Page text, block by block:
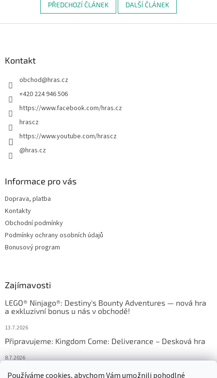
Používáme cookies, abychom Vám umožnili pohodlné
PŘEDCHOZÍ ČLÁNEK DALŠÍ ČLÁNEK
Kontakt
obchod@hras.cz
+420 224 946 506
https://www.facebook.com/hras.cz
hrascz
https://www.youtube.com/hrascz
@hras.cz
Informace pro vás
Doprava, platba
Kontakty
Obchodní podmínky
Podmínky ochrany osobních údajů
Bonusový program
Zajímavosti
LEGO® Ninjago®: Destiny's Bounty Adventures — nová hra
a exkluzivní bonus u nás v obchodě!
13.7.2026
Připravujeme: Kingdom Come: Deliverance – Desková hra
8.7.2026
Nejlepší deskové hry: výběr, který frčí v celém Česku